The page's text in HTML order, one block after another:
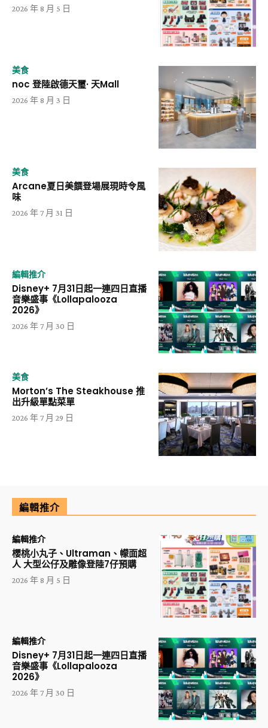
2026 年 8 月 5 日
美食
noc 登陸啟德天璽· 天Mall
2026 年 8 月 3 日
美食
Arcane夏日美饌登場展現時令風
味
2026 年 7 月 31 日
編輯推介
Disney+ 7月31日起一連四日直播
音樂盛事《Lollapalooza
2026》
2026 年 7 月 30 日
美食
Morton’s The Steakhouse 推
出升級單點菜單
2026 年 7 月 29 日
編輯推介
編輯推介
櫻桃小丸子、Ultraman、幪面超
人 大型公仔及雕像登陸7仔預購
2026 年 8 月 5 日
編輯推介
Disney+ 7月31日起一連四日直播
音樂盛事《Lollapalooza
2026》
2026 年 7 月 30 日